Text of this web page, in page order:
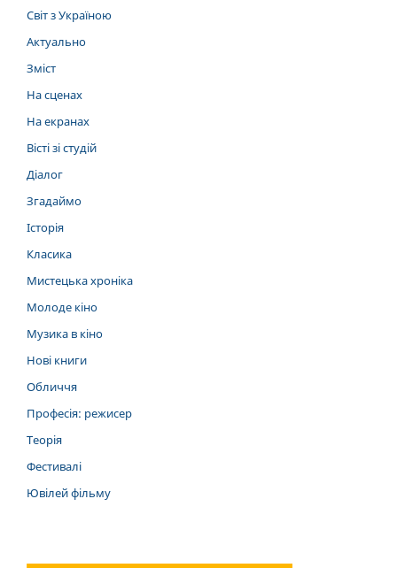
Світ з Україною
Актуально
Зміст
На сценах
На екранах
Вісті зі студій
Діалог
Згадаймо
Історія
Класика
Мистецька хроніка
Молоде кіно
Музика в кіно
Нові книги
Обличчя
Професія: режисер
Теорія
Фестивалі
Ювілей фільму